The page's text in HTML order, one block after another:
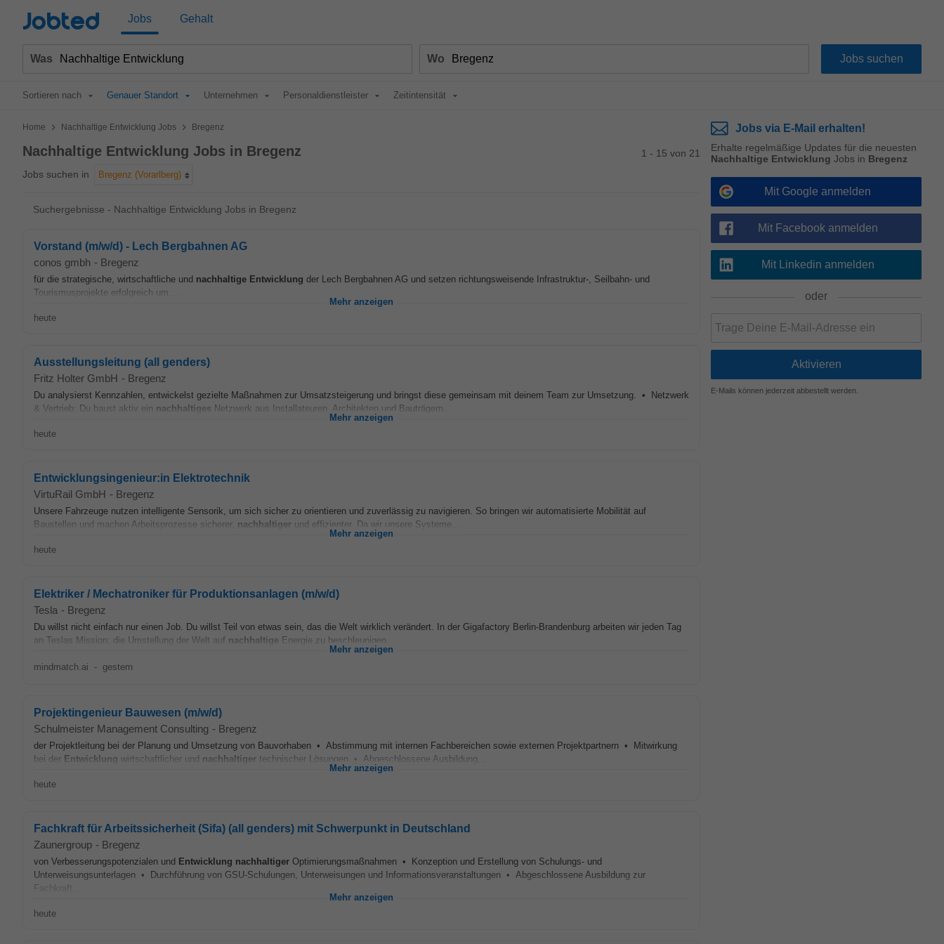
Jobted Jobs Gehalt
Was Wo
Sortieren nach Genauer Standort Unternehmen Personaldienstleister Zeitintensität
Home > Nachhaltige Entwicklung Jobs > Bregenz
Nachhaltige Entwicklung Jobs in Bregenz
Jobs suchen in Bregenz (Vorarlberg)
1 - 15 von 21
Suchergebnisse - Nachhaltige Entwicklung Jobs in Bregenz
Vorstand (m/w/d) - Lech Bergbahnen AG
conos gmbh - Bregenz
für die strategische, wirtschaftliche und nachhaltige Entwicklung der Lech Bergbahnen AG und setzen richtungsweisende Infrastruktur-, Seilbahn- und
Tourismusprojekte erfolgreich um....
Mehr anzeigen
heute
Ausstellungsleitung (all genders)
Fritz Holter GmbH - Bregenz
Du analysierst Kennzahlen, entwickelst gezielte Maßnahmen zur Umsatzsteigerung und bringst diese gemeinsam mit deinem Team zur Umsetzung. • Netzwerk
& Vertrieb: Du baust aktiv ein nachhaltiges Netzwerk aus Installateuren, Architekten und Bauträgern...
Mehr anzeigen
heute
Entwicklungsingenieur:in Elektrotechnik
VirtuRail GmbH - Bregenz
Unsere Fahrzeuge nutzen intelligente Sensorik, um sich sicher zu orientieren und zuverlässig zu navigieren. So bringen wir automatisierte Mobilität auf
Baustellen und machen Arbeitsprozesse sicherer, nachhaltiger und effizienter. Da wir unsere Systeme...
Mehr anzeigen
heute
Elektriker / Mechatroniker für Produktionsanlagen (m/w/d)
Tesla - Bregenz
Du willst nicht einfach nur einen Job. Du willst Teil von etwas sein, das die Welt wirklich verändert. In der Gigafactory Berlin-Brandenburg arbeiten wir jeden Tag
an Teslas Mission: die Umstellung der Welt auf nachhaltige Energie zu beschleunigen...
Mehr anzeigen
mindmatch.ai - gestern
Projektingenieur Bauwesen (m/w/d)
Schulmeister Management Consulting - Bregenz
der Projektleitung bei der Planung und Umsetzung von Bauvorhaben • Abstimmung mit internen Fachbereichen sowie externen Projektpartnern • Mitwirkung
bei der Entwicklung wirtschaftlicher und nachhaltiger technischer Lösungen • Abgeschlossene Ausbildung...
Mehr anzeigen
heute
Fachkraft für Arbeitssicherheit (Sifa) (all genders) mit Schwerpunkt in Deutschland
Zaunergroup - Bregenz
von Verbesserungspotenzialen und Entwicklung nachhaltiger Optimierungsmaßnahmen • Konzeption und Erstellung von Schulungs- und
Unterweisungsunterlagen • Durchführung von GSU-Schulungen, Unterweisungen und Informationsveranstaltungen • Abgeschlossene Ausbildung zur
Fachkraft...
Mehr anzeigen
heute
Jobs via E-Mail erhalten!
Erhalte regelmäßige Updates für die neuesten
Nachhaltige Entwicklung Jobs in Bregenz
Mit Google anmelden
Mit Facebook anmelden
Mit Linkedin anmelden
oder
E-Mails können jederzeit abbestellt werden.